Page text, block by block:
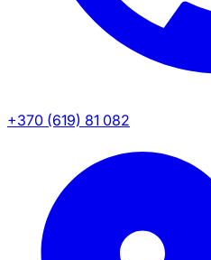
+370 (619) 81 082